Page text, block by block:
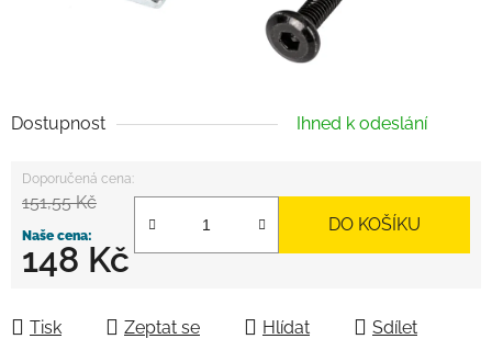
Dostupnost Ihned k odeslání
151,55 Kč
148 Kč
DO KOŠÍKU
Tisk Zeptat se Hlídat Sdílet